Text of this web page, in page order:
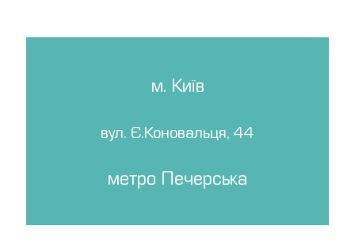
м. Київ
вул. Є.Коновальця, 44
метро Печерська